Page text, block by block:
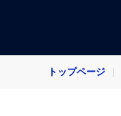
トップページ